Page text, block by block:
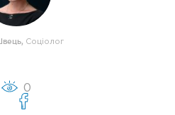
, Cоціолог
0